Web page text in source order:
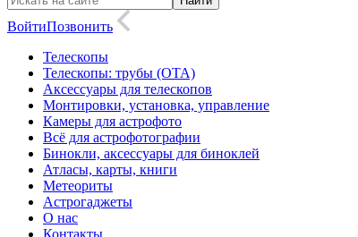
ВойтиПозвонить
Телескопы
Телескопы: трубы (OTA)
Аксессуары для телескопов
Монтировки, установка, управление
Камеры для астрофото
Всё для астрофотографии
Бинокли, аксессуары для биноклей
Атласы, карты, книги
Метеориты
Астрогаджеты
О нас
Контакты